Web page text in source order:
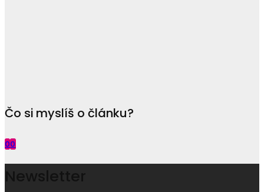
Čo si myslíš o článku?
00